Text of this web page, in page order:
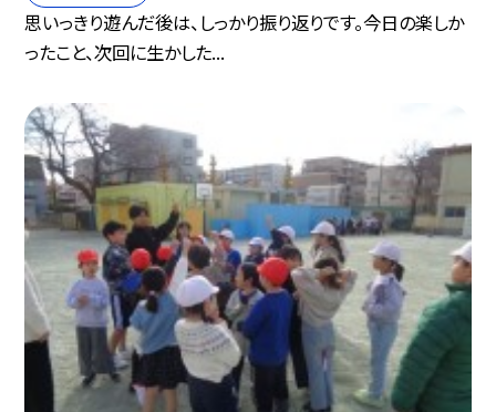
思いっきり遊んだ後は、しっかり振り返りです。今日の楽しか
ったこと、次回に生かした...